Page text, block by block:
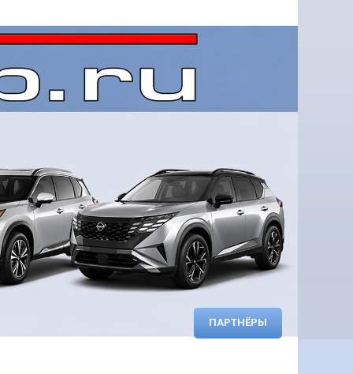
ПАРТНЁРЫ